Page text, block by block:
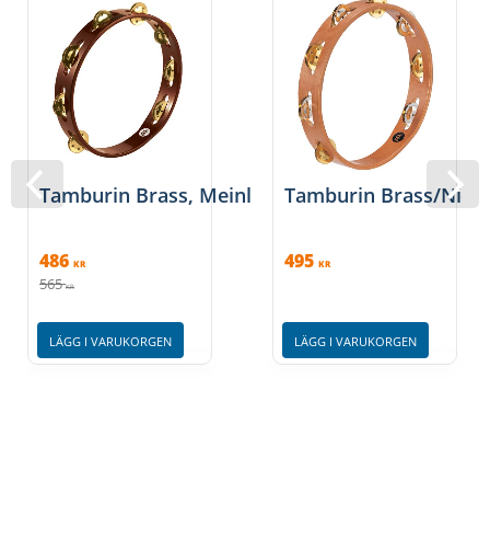
Tamburin Brass, Meinl
486 KR
565 KR
LÄGG I VARUKORGEN
Tamburin Brass/
495 KR
LÄGG I VARUKORGEN